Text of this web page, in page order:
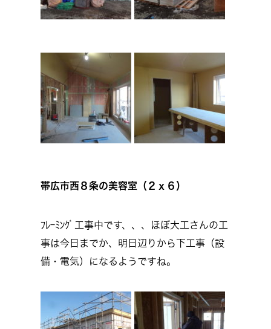
帯広市西８条の美容室（２ｘ６）
ﾌﾚｰﾐﾝｸﾞ工事中です、、、ほぼ大工さんの工
事は今日までか、明日辺りから下工事（設
備・電気）になるようですね。